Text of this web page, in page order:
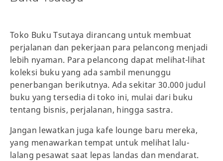
Toko Buku Tsutaya dirancang untuk membuat
perjalanan dan pekerjaan para pelancong menjadi
lebih nyaman. Para pelancong dapat melihat-lihat
koleksi buku yang ada sambil menunggu
penerbangan berikutnya. Ada sekitar 30.000 judul
buku yang tersedia di toko ini, mulai dari buku
tentang bisnis, perjalanan, hingga sastra.
Jangan lewatkan juga kafe lounge baru mereka,
yang menawarkan tempat untuk melihat lalu-
lalang pesawat saat lepas landas dan mendarat.